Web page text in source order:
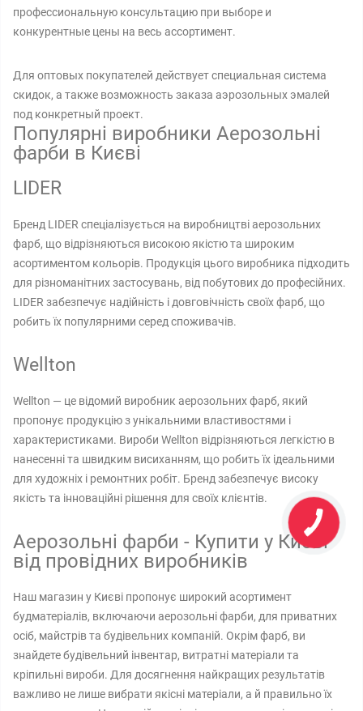
профессиональную консультацию при выборе и
конкурентные цены на весь ассортимент.
Для оптовых покупателей действует специальная система
скидок, а также возможность заказа аэрозольных эмалей
под конкретный проект.
Популярні виробники Аерозольні
фарби в Києві
LIDER
Бренд LIDER спеціалізується на виробництві аерозольних
фарб, що відрізняються високою якістю та широким
асортиментом кольорів. Продукція цього виробника підходить
для різноманітних застосувань, від побутових до професійних.
LIDER забезпечує надійність і довговічність своїх фарб, що
робить їх популярними серед споживачів.
Wellton
Wellton — це відомий виробник аерозольних фарб, який
пропонує продукцію з унікальними властивостями і
характеристиками. Вироби Wellton відрізняються легкістю в
нанесенні та швидким висиханням, що робить їх ідеальними
для художніх і ремонтних робіт. Бренд забезпечує високу
якість та інноваційні рішення для своїх клієнтів.
Аерозольні фарби - Купити у Києві
від провідних виробників
Наш магазин у Києві пропонує широкий асортимент
будматеріалів, включаючи аерозольні фарби, для приватних
осіб, майстрів та будівельних компаній. Окрім фарб, ви
знайдете будівельний інвентар, витратні матеріали та
кріпильні вироби. Для досягнення найкращих результатів
важливо не лише вибрати якісні матеріали, а й правильно їх